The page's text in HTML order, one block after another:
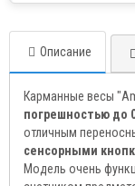
Описание
Карманные весы
погрешностью до
отличным
сенсорными
Модель очень